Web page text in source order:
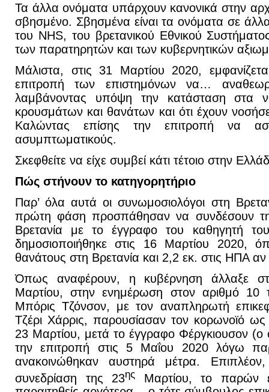
Τα άλλα ονόματα υπάρχουν κανονικά στην
σβησμένο. Σβησμένα είναι τα ονόματα σε
του NHS, του βρετανικού Εθνικού
των παρατηρητών και των κυβερνητικών
Μάλιστα, στις 31 Μαρτίου 2020,
επιτροπή των επιστημόνων να…
λαμβάνοντας υπόψη την κατάσταση στα
κρουσμάτων και θανάτων και ότι έχουν
Καλώντας επίσης την επιτροπή να
ασυμπτωματικούς.
Σκεφθείτε να είχε συμβεί κάτι τέτοιο στην
Πώς στήνουν το κατηγορητήριο
Παρ’ όλα αυτά οι συνωμοσιολόγοι στη
πρώτη φάση προσπάθησαν να συνδέσουν
Βρετανία με το έγγραφο του καθηγητή
δημοσιοποιήθηκε στις 16 Μαρτίου 2020,
θανάτους στη Βρετανία και 2,2 εκ. στις ΗΠΑ
Όπως αναφέρουν, η κυβέρνηση άλλαξε
Μαρτίου, στην ενημέρωση στον αριθμό 10
Μπόρις Τζόνσον, με τον αναπληρωτή
Τζέρι Χάρρις, παρουσίασαν τον κορωνοϊό ως
23 Μαρτίου, μετά το έγγραφο Φέργκιουσον (ο
την επιτροπή στις 5 Μαΐου 2020 λόγω
ανακοινώθηκαν αυστηρά μέτρα.
συνεδρίαση της 23ης Μαρτίου, το παρών